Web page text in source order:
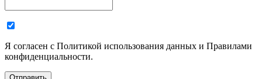
Я согласен с Политикой использования данных и Правилами
конфиденциальности.